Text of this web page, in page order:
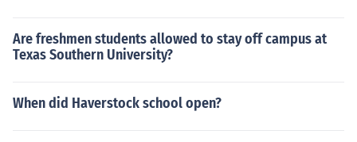
Are freshmen students allowed to stay off campus at
Texas Southern University?
When did Haverstock school open?